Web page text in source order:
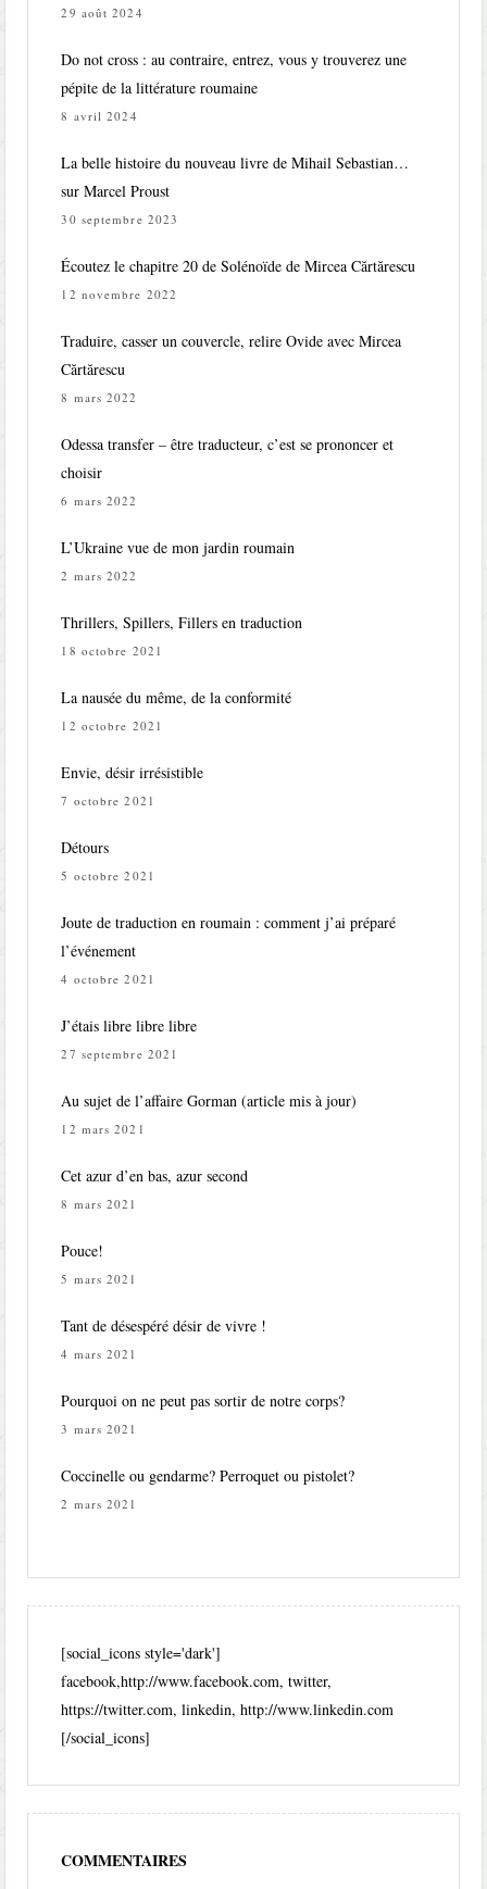
29 août 2024
Do not cross : au contraire, entrez, vous y trouverez une
pépite de la littérature roumaine
8 avril 2024
La belle histoire du nouveau livre de Mihail Sebastian…
sur Marcel Proust
30 septembre 2023
Écoutez le chapitre 20 de Solénoïde de Mircea Cărtărescu
12 novembre 2022
Traduire, casser un couvercle, relire Ovide avec Mircea
Cărtărescu
8 mars 2022
Odessa transfer – être traducteur, c’est se prononcer et
choisir
6 mars 2022
L’Ukraine vue de mon jardin roumain
2 mars 2022
Thrillers, Spillers, Fillers en traduction
18 octobre 2021
La nausée du même, de la conformité
12 octobre 2021
Envie, désir irrésistible
7 octobre 2021
Détours
5 octobre 2021
Joute de traduction en roumain : comment j’ai préparé
l’événement
4 octobre 2021
J’étais libre libre libre
27 septembre 2021
Au sujet de l’affaire Gorman (article mis à jour)
12 mars 2021
Cet azur d’en bas, azur second
8 mars 2021
Pouce!
5 mars 2021
Tant de désespéré désir de vivre !
4 mars 2021
Pourquoi on ne peut pas sortir de notre corps?
3 mars 2021
Coccinelle ou gendarme? Perroquet ou pistolet?
2 mars 2021
[social_icons style='dark']
facebook,http://www.facebook.com, twitter,
https://twitter.com, linkedin, http://www.linkedin.com
[/social_icons]
COMMENTAIRES